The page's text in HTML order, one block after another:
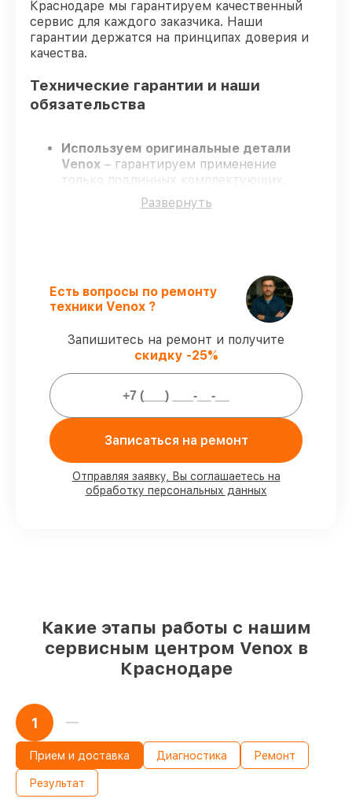
Краснодаре мы гарантируем качественный
сервис для каждого заказчика. Наши
гарантии держатся на принципах доверия и
качества.
Технические гарантии и наши
обязательства
Используем оригинальные детали
Venox – гарантируем применение
только подлинных комплектующих.
Опытные специалисты
постоянное обучение, что обеспечивает
ремонт тепловизора Venox 2 строго по
договоренности.
Поддержка после ремонта – все все
виды ремонта защищены официальной
гарантией Venox.
Мы гарантируем:
присутствии
90%
запчастей Venox имеются на складе
в Краснодаре, остальные поступают
оперативно
Развернуть
Есть вопросы по ремонту
техники Venox ?
Запишитесь на ремонт и получите
скидку -25%
Записаться на ремонт
Отправляя заявку, Вы соглашаетесь на
обработку персональных данных
Какие этапы работы с нашим
сервисным центром Venox в
Краснодаре
1
Прием и доставка Диагностика Ремонт
Результат